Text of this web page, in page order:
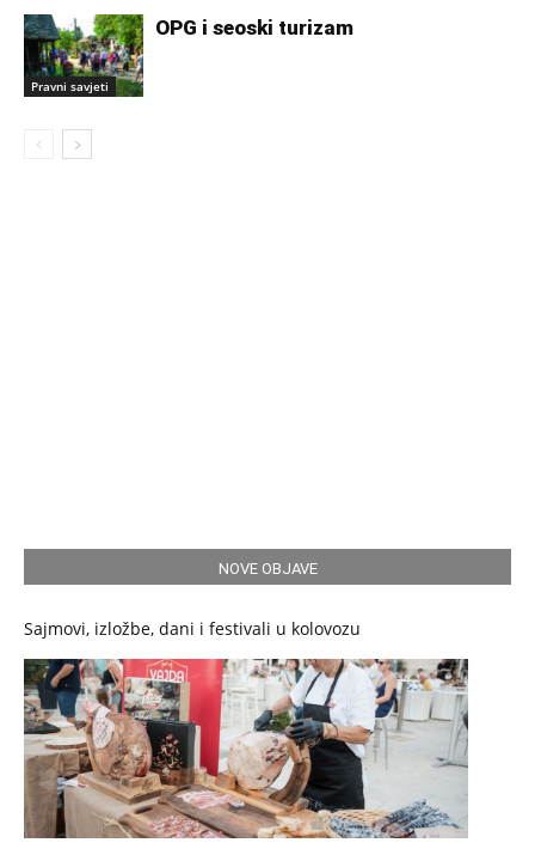
Pravni savjeti
OPG i seoski turizam
NOVE OBJAVE
Sajmovi, izložbe, dani i festivali u kolovozu